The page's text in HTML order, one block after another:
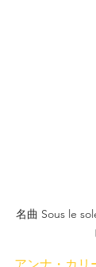
名曲 Sous le